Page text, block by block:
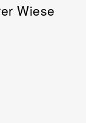
Wiese